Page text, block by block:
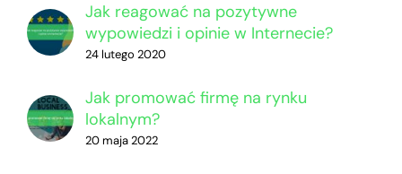
Jak reagować na pozytywne
wypowiedzi i opinie w Internecie?
24 lutego 2020
Jak promować firmę na rynku
lokalnym?
20 maja 2022